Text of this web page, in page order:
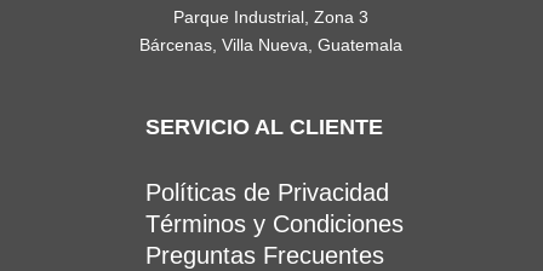
Parque Industrial, Zona 3
Bárcenas, Villa Nueva, Guatemala
SERVICIO AL CLIENTE
Políticas de Privacidad
Términos y Condiciones
Preguntas Frecuentes